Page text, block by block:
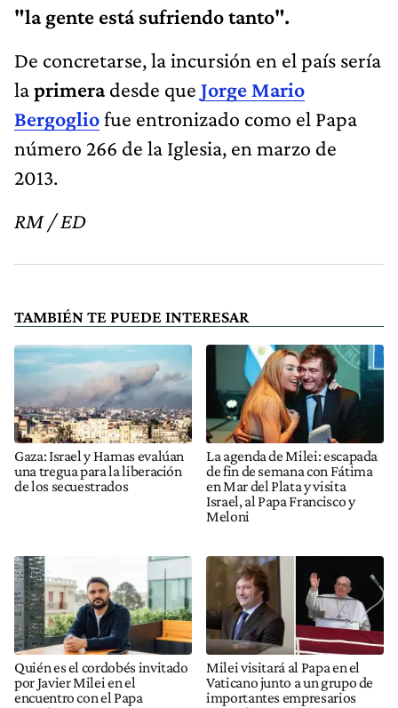
"la gente está sufriendo tanto".
De concretarse, la incursión en el país sería
laprimeradesde que Jorge Mario
Bergogliofue entronizado como el Papa
número 266 de la Iglesia, en marzo de
2013.
RM / ED
TAMBIÉN TE PUEDE INTERESAR
Gaza: Israel y Hamas evalúan
una tregua para la liberación
de los secuestrados
La agenda de Milei: escapada
de fin de semana con Fátima
en Mar del Plata y visita
Israel, al Papa Francisco y
Meloni
Quién es el cordobés invitado
por Javier Milei en el
encuentro con el Papa
Milei visitará al Papa en el
Vaticano junto a un grupo de
importantes empresarios